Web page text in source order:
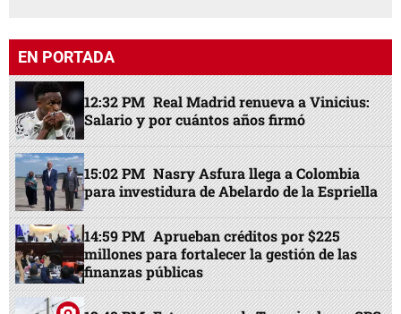
EN PORTADA
12:32 PM Real Madrid renueva a Vinicius:
Salario y por cuántos años firmó
15:02 PM Nasry Asfura llega a Colombia
para investidura de Abelardo de la Espriella
14:59 PM Aprueban créditos por $225
millones para fortalecer la gestión de las
finanzas públicas